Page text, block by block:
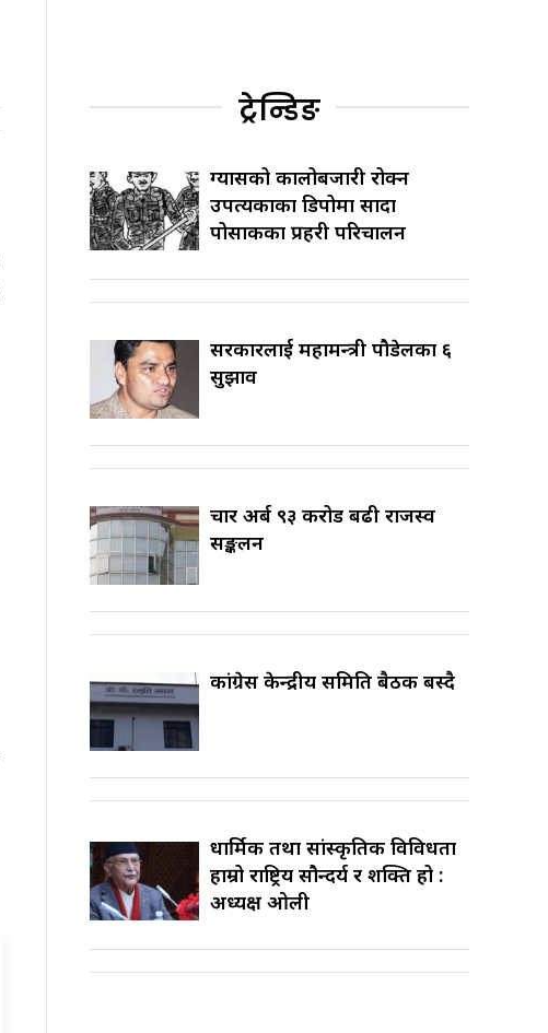
ट्रेन्डिङ
ग्यासको कालोबजारी रोक्न
उपत्यकाका डिपोमा सादा
पोसाकका प्रहरी परिचालन
सरकारलाई महामन्त्री पौडेलका ६
सुझाव
चार अर्ब ९३ करोड बढी राजस्व
सङ्कलन
कांग्रेस केन्द्रीय समिति बैठक बस्दै
धार्मिक तथा सांस्कृतिक विविधता
हाम्रो राष्ट्रिय सौन्दर्य र शक्ति हो :
अध्यक्ष ओली